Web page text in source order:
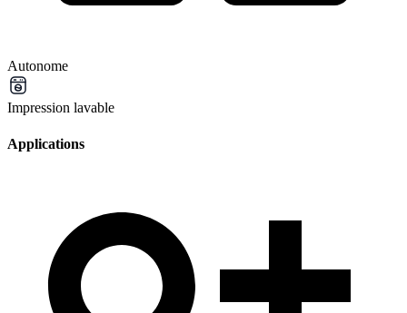
Autonome
Impression lavable
Applications